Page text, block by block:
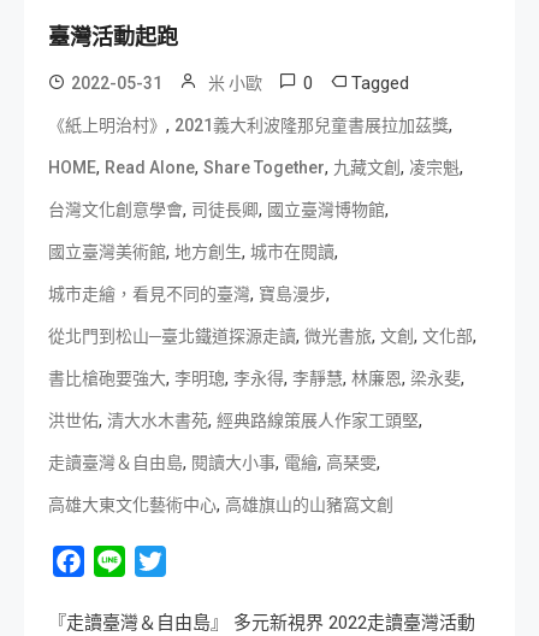
臺灣活動起跑
2022-05-31 米 小歐 0 Tagged
《紙上明治村》 , 2021義大利波隆那兒童書展拉加茲獎,
HOME, Read Alone, Share Together, 九藏文創 , 凌宗魁,
台灣文化創意學會, 司徒長卿, 國立臺灣博物館,
國立臺灣美術館, 地方創生, 城市在閱讀,
城市走繪，看見不同的臺灣, 寶島漫步,
從北門到松山─臺北鐵道探源走讀, 微光書旅, 文創 , 文化部,
書比槍砲要強大, 李明璁, 李永得, 李靜慧, 林廉恩, 梁永斐,
洪世佑, 清大水木書苑, 經典路線策展人作家工頭堅,
走讀臺灣＆自由島, 閱讀大小事, 電繪, 高琹雯,
高雄大東文化藝術中心, 高雄旗山的山豬窩文創
Facebook
Line
『走讀臺灣＆自由島』 多元新視界 2022走讀臺灣活動